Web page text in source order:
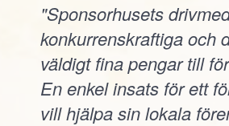
"Sponsorhusets
konkurrenskraftiga och
väldigt fina pengar till
En enkel insats för ett
vill hjälpa sin lokala